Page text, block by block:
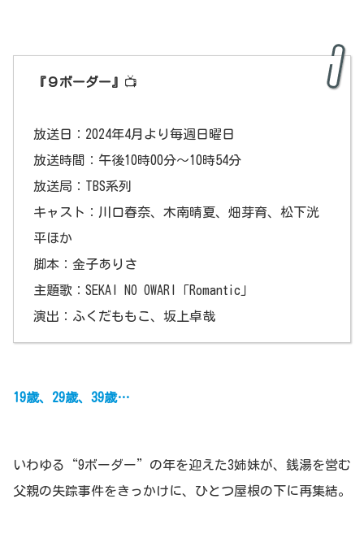
『９ボーダー』 📺
放送日：2024年4月より毎週日曜日
放送時間：午後10時00分～10時54分
放送局：TBS系列
キャスト：川口春奈、木南晴夏、畑芽育、松下洸
平ほか
脚本：金子ありさ
主題歌：SEKAI NO OWARI「Romantic」
演出：ふくだももこ、坂上卓哉
19歳、29歳、39歳…
いわゆる“9ボーダー”の年を迎えた3姉妹が、銭湯を営む
父親の失踪事件をきっかけに、ひとつ屋根の下に再集結。